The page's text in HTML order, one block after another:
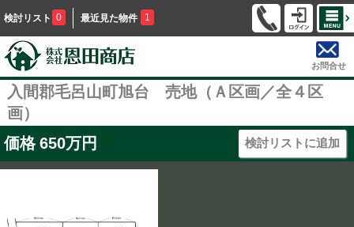
検討リスト 0 最近見た物件 1
お問合せ
入間郡毛呂山町旭台 売地（Ａ区画／全４区
画）
価格 650万円 検討リストに追加